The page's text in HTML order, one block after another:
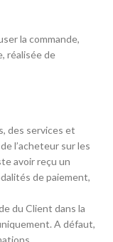
la commande,
réalisée de
des services et
l’acheteur sur les
avoir reçu un
de paiement,
du Client dans la
A défaut,